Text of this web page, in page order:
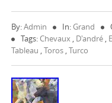
By:Admin In: Grand
Tags: Chevaux , D'andré ,
Tableau ,Toros ,Turco